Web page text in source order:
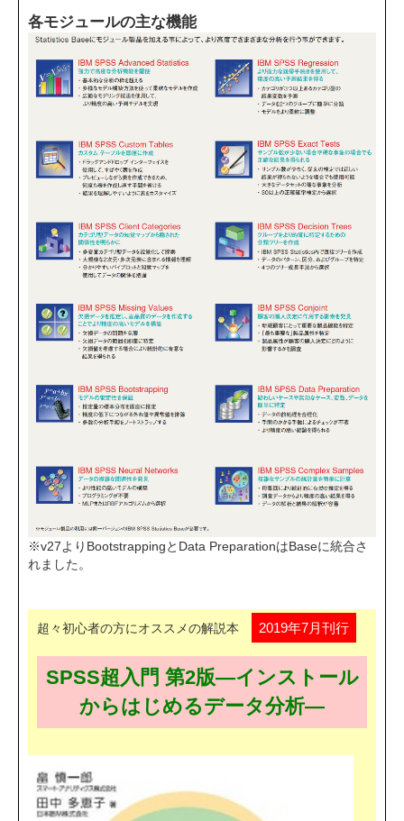
各モジュールの主な機能
※v27よりBootstrappingとData PreparationはBaseに統合さ
れました。
超々初心者の方にオススメの解説本 2019年7月刊行
SPSS超入門 第2版―インストール
からはじめるデータ分析―